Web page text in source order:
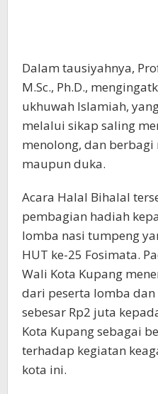
Dalam tausiyahnya,
M.Sc., Ph.D.,
ukhuwah Islamiah,
melalui sikap saling
menolong, dan berbagi
maupun duka.
Acara Halal Bihalal
pembagian hadiah
lomba nasi tumpeng
HUT ke-25 Fosimata.
Wali Kota Kupang
dari peserta lomba
sebesar Rp2 juta
Kota Kupang sebagai
terhadap kegiatan
kota ini.